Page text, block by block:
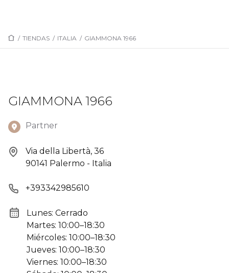
/ TIENDAS / ITALIA / GIAMMONA 1966
GIAMMONA 1966
Partner
Via della Libertà, 36
90141 Palermo - Italia
+393342985610
Lunes: Cerrado
Martes: 10:00–18:30
Miércoles: 10:00–18:30
Jueves: 10:00–18:30
Viernes: 10:00–18:30